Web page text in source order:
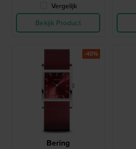
Vergelijk
Bekijk Product
Bering
-40%